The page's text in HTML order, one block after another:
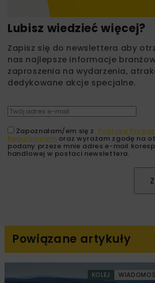
Lubisz wiedzieć więcej?
Zapisz się do newslettera aby
nas najlepsze informacje
zaproszenia na wydarzenia,
dedykowane akcje specjalne.
Zapoznałam/em się z Polityką
Regulaminem oraz wyrażam zgodę na
podany przeze mnie adres e-mail
handlowej w postaci newslettera.
Powiązane artykuły
KOLEJ